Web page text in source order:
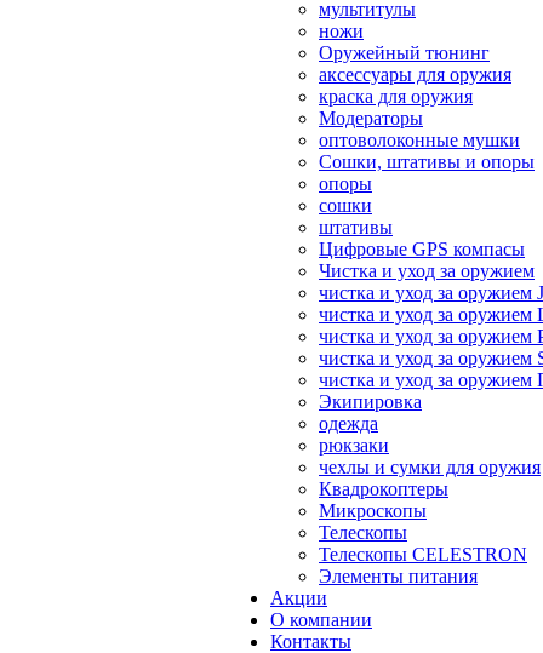
мультитулы
ножи
Оружейный тюнинг
аксессуары для оружия
краска для оружия
Модераторы
оптоволоконные мушки
Сошки, штативы и опоры
опоры
сошки
штативы
Цифровые GPS компасы
Чистка и уход за оружием
чистка и уход за оружием
чистка и уход за оружием
чистка и уход за оружием
чистка и уход за оружием
чистка и уход за
Экипировка
одежда
рюкзаки
чехлы и сумки для оружия
Квадрокоптеры
Микроскопы
Телескопы
Телескопы CELESTRON
Элементы питания
Акции
О компании
Контакты